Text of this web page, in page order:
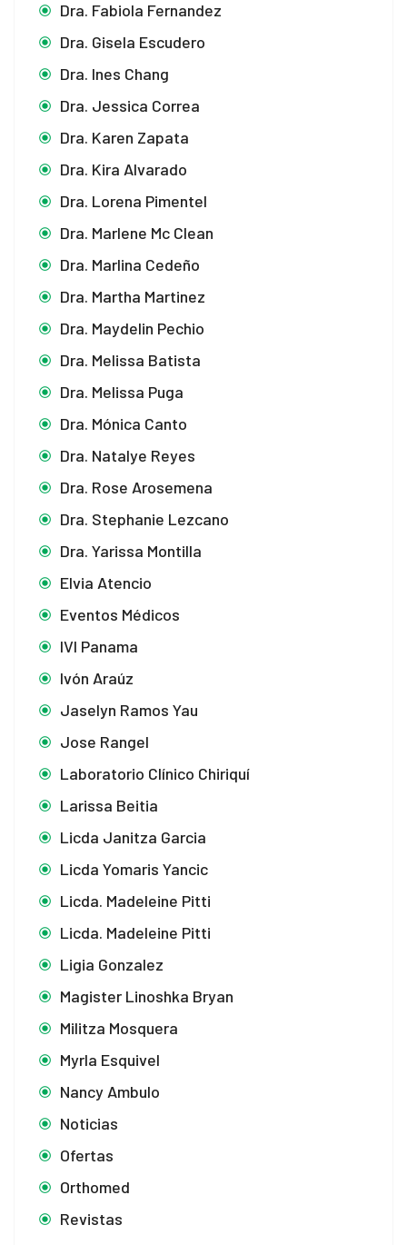
Dra. Fabiola Fernandez
Dra. Gisela Escudero
Dra. Ines Chang
Dra. Jessica Correa
Dra. Karen Zapata
Dra. Kira Alvarado
Dra. Lorena Pimentel
Dra. Marlene Mc Clean
Dra. Marlina Cedeño
Dra. Martha Martinez
Dra. Maydelin Pechio
Dra. Melissa Batista
Dra. Melissa Puga
Dra. Mónica Canto
Dra. Natalye Reyes
Dra. Rose Arosemena
Dra. Stephanie Lezcano
Dra. Yarissa Montilla
Elvia Atencio
Eventos Médicos
IVI Panama
Ivón Araúz
Jaselyn Ramos Yau
Jose Rangel
Laboratorio Clínico Chiriquí
Larissa Beitia
Licda Janitza Garcia
Licda Yomaris Yancic
Licda. Madeleine Pitti
Licda. Madeleine Pitti
Ligia Gonzalez
Magister Linoshka Bryan
Militza Mosquera
Myrla Esquivel
Nancy Ambulo
Noticias
Ofertas
Orthomed
Revistas